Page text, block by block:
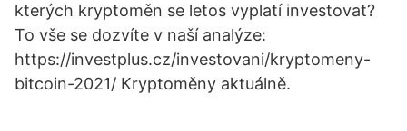
kterých kryptoměn se letos vyplatí investovat?
To vše se dozvíte v naší analýze:
https://investplus.cz/investovani/kryptomeny-
bitcoin-2021/ Kryptoměny aktuálně.